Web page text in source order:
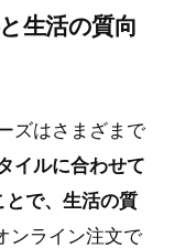
生活の質向
ズはさまざまで
イルに合わせて
とで、生活の質
ンライン注文で